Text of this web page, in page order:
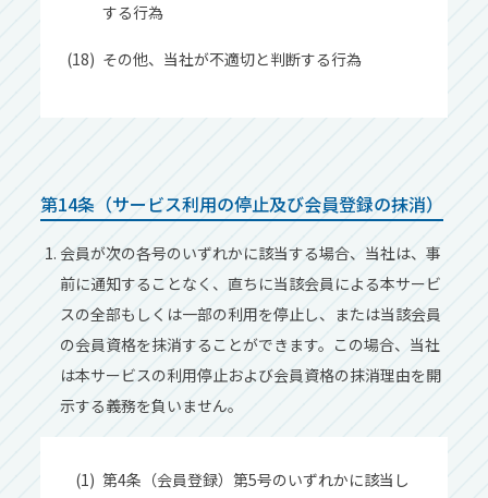
する⾏為
その他、当社が不適切と判断する⾏為
第14条（サービス利⽤の停⽌及び会員登録の抹消）
会員が次の各号のいずれかに該当する場合、当社は、事
前に通知することなく、直ちに当該会員による本サービ
スの全部もしくは⼀部の利⽤を停⽌し、または当該会員
の会員資格を抹消することができます。この場合、当社
は本サービスの利⽤停⽌および会員資格の抹消理由を開
⽰する義務を負いません。
第4条（会員登録）第5号のいずれかに該当し